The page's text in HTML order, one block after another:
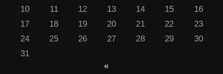
10
11 12 13 14 15
16
17
18 19 20 21 22
23
24
25 26 27 28 29
30
31
«